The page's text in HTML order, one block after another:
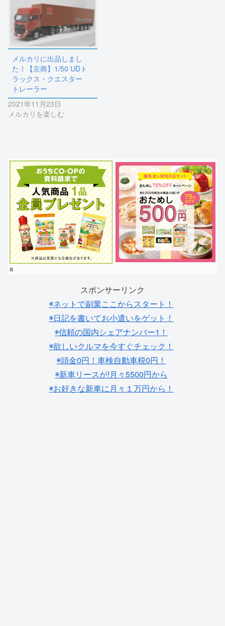
メルカリに出品しまし
た！【京商】1/50 UDト
ラックス・クエスター
トレーラー
2021年11月23日
メルカリを楽しむ
a
スポンサーリンク
◉ネットで副業ここからスタート！
◉日記を書いてお小遣いをゲット！
◉信頼の国内シェアナンバー1！
◉欲しいクルマを今すぐチェック！
◉頭金0円！車検自動車税0円！
◉新車リースが!月々5500円から
◉お好きな新車に月々１万円から！